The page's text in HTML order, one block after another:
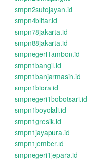
smpn2sutojayan.id
smpn4blitar.id
smpn78jakarta.id
smpn88jakarta.id
smpnegeri1ambon.id
smpn1bangil.id
smpn1banjarmasin.id
smpn1biora.id
smpnegeri1bobotsari.id
smpn1boyolali.id
smpn1gresik.id
smpn1jayapura.id
smpn1jember.id
smpnegeri1jepara.id